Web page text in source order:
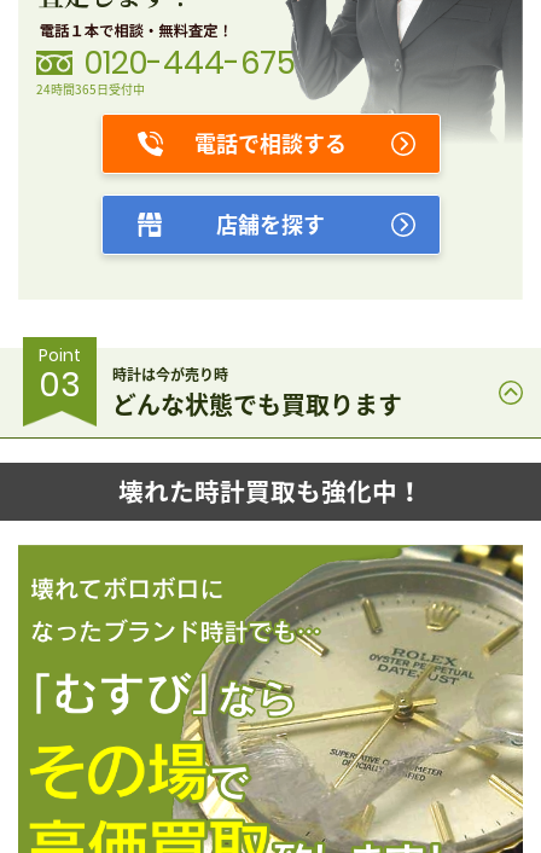
0120-444-675
24時間365日受付中
電話で相談する
店舗を探す
Point
03 時計は今が売り時
どんな状態でも買取ります
壊れた時計買取も強化中！